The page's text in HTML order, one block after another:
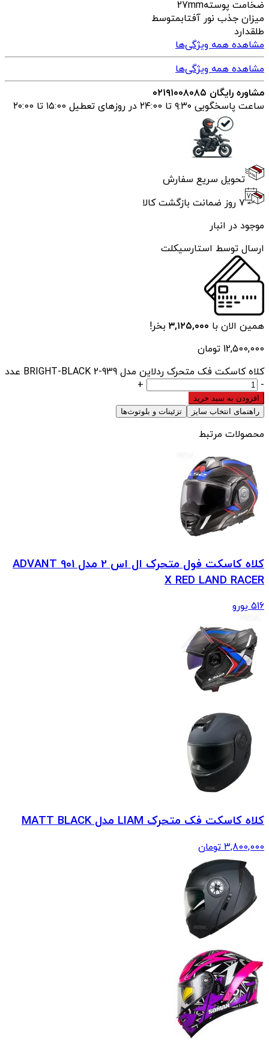
ضخامت پوسته27mm
میزان جذب نور آفتابمتوسط
طلقدارد
مشاهده همه ویژگی‌ها
مشاهده همه ویژگی‌ها
مشاوره رایگان ۰۲۱۹۱۰۰۸۰۸۵
ساعت پاسخگویی ۹:۳۰ تا ۲۴:00 در روزهای تعطیل ۱۵:00 تا ۲۰:00
تحویل سریع سفارش
۷ روز ضمانت بازگشت کالا
موجود در انبار
ارسال توسط استارسیکلت
همین الان با ۳,۱۲۵,۰۰۰ بخر!
12,500,000 تومان
کلاه کاسکت فک متحرک ردلاین مدل 939-2 BRIGHT-BLACK عدد
-
+
افزودن به سبد خرید
راهنمای انتخاب سایز
تزئینات و بلوتوث‌ها
محصولات مرتبط
کلاه کاسکت فول متحرک ال اس 2 مدل 901 ADVANT
X RED LAND RACER
516 یورو
کلاه کاسکت فک متحرک LIAM مدل MATT BLACK
3,800,000 تومان